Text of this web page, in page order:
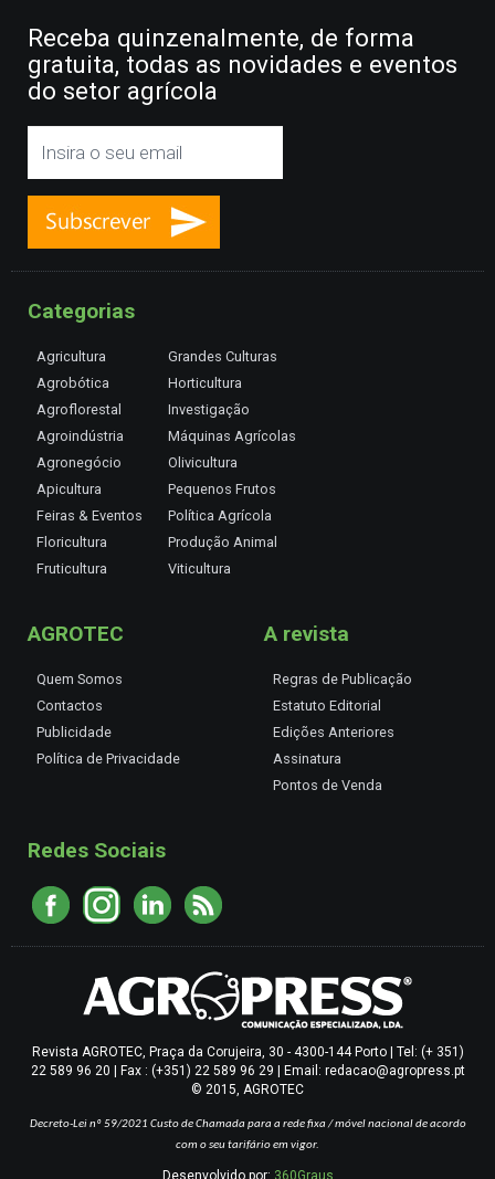
Receba quinzenalmente, de forma
gratuita, todas as novidades e eventos
do setor agrícola
Categorias
Agricultura
Agrobótica
Agroflorestal
Agroindústria
Agronegócio
Apicultura
Feiras & Eventos
Floricultura
Fruticultura
Grandes Culturas
Horticultura
Investigação
Máquinas Agrícolas
Olivicultura
Pequenos Frutos
Política Agrícola
Produção Animal
Viticultura
AGROTEC
Quem Somos
Contactos
Publicidade
Política de Privacidade
A revista
Regras de Publicação
Estatuto Editorial
Edições Anteriores
Assinatura
Pontos de Venda
Redes Sociais
Revista AGROTEC, Praça da Corujeira, 30 - 4300-144 Porto | Tel: (+ 351)
22 589 96 20 | Fax : (+351) 22 589 96 29 | Email: redacao@agropress.pt
© 2015, AGROTEC
Decreto-Lei nº 59/2021 Custo de Chamada para a rede fixa / móvel nacional de acordo
com o seu tarifário em vigor.
Desenvolvido por: 360Graus